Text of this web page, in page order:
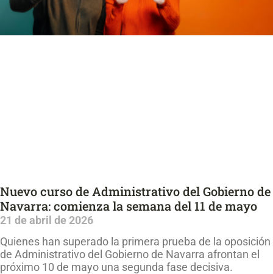
Nuevo curso de Administrativo del Gobierno de
Navarra: comienza la semana del 11 de mayo
21 de abril de 2026
Quienes han superado la primera prueba de la oposición
de Administrativo del Gobierno de Navarra afrontan el
próximo 10 de mayo una segunda fase decisiva.